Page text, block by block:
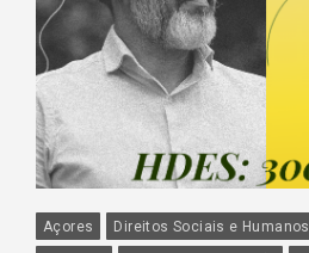
Açores Direitos Sociais e Humanos